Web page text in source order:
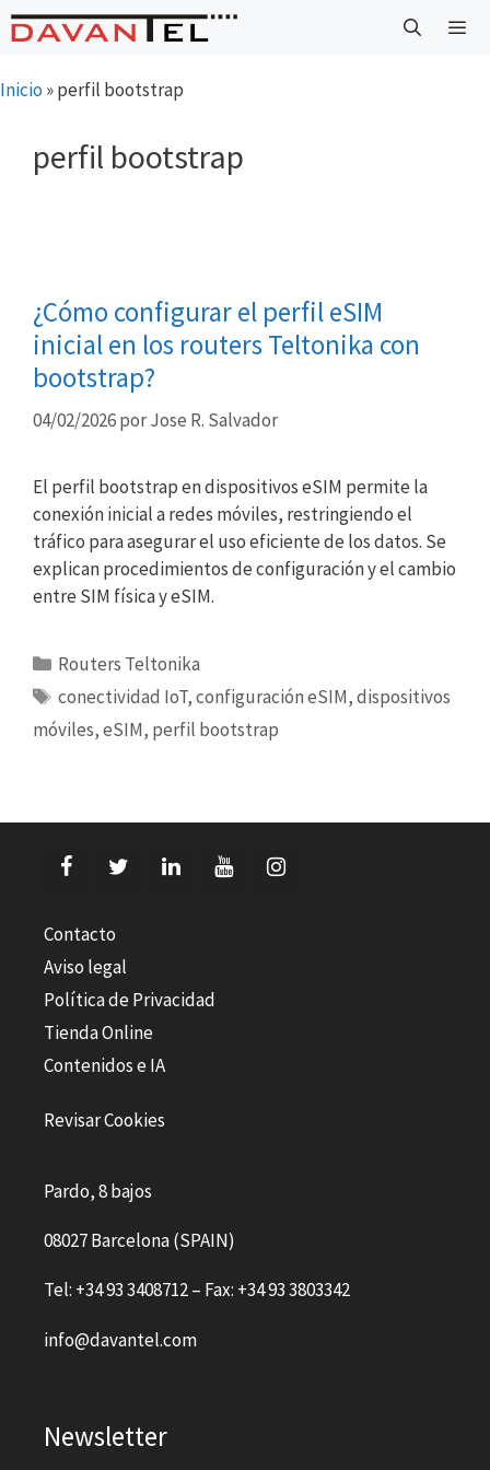
Saltar
al
Inicio »perfil bootstrap
perfil bootstrap
¿Cómo configurar el perfil eSIM
inicial en los routers Teltonika con
bootstrap?
04/02/2026porJose R. Salvador
El perfil bootstrap en dispositivos eSIM permite la
conexión inicial a redes móviles, restringiendo el
tráfico para asegurar el uso eficiente de los datos. Se
explican procedimientos de configuración y el cambio
entre SIM física y eSIM.
Categorías
Routers Teltonika
Etiquetas
conectividad IoT,configuración eSIM,dispositivos
móviles,eSIM, perfil bootstrap
Contacto
Aviso legal
Política de Privacidad
Tienda Online
Contenidos e IA
Revisar Cookies
Pardo, 8 bajos
08027 Barcelona (SPAIN)
Tel: +34 93 3408712 – Fax: +34 93 3803342
info@davantel.com
Newsletter